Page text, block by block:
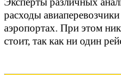
расходы
аэропортах. При этом
стоит, так как ни один